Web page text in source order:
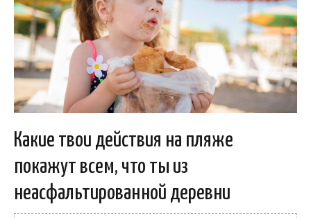
Какие твои действия на пляже
покажут всем, что ты из
неасфальтированной деревни